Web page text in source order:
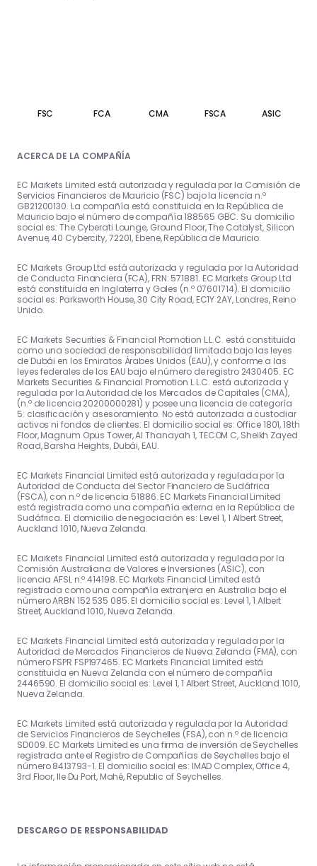
FSC FCA CMA FSCA ASIC
ACERCA DE LA COMPAÑÍA
EC Markets Limited está autorizada y regulada por la Comisión de
Servicios Financieros de Mauricio (FSC) bajo la licencia n.º
GB21200130. La compañía está constituida en la República de
Mauricio bajo el número de compañía 188565 GBC. Su domicilio
social es: The Cyberati Lounge, Ground Floor, The Catalyst, Silicon
Avenue, 40 Cybercity, 72201, Ebene, República de Mauricio.
EC Markets Group Ltd está autorizada y regulada por la Autoridad
de Conducta Financiera (FCA), FRN: 571881. EC Markets Group Ltd
está constituida en Inglaterra y Gales (n.º 07601714). El domicilio
social es: Parksworth House, 30 City Road, EC1Y 2AY, Londres, Reino
Unido.
EC Markets Securities & Financial Promotion L.L.C. está constituida
como una sociedad de responsabilidad limitada bajo las leyes
de Dubái en los Emiratos Árabes Unidos (EAU), y conforme a las
leyes federales de los EAU bajo el número de registro 2430405. EC
Markets Securities & Financial Promotion L.L.C. está autorizada y
regulada por la Autoridad de los Mercados de Capitales (CMA),
(n.º de licencia 20200000281) y posee una licencia de categoría
5: clasificación y asesoramiento. No está autorizada a custodiar
activos ni fondos de clientes. El domicilio social es: Office 1801, 18th
Floor, Magnum Opus Tower, Al Thanayah 1, TECOM C, Sheikh Zayed
Road, Barsha Heights, Dubái, EAU.
EC Markets Financial Limited está autorizada y regulada por la
Autoridad de Conducta del Sector Financiero de Sudáfrica
(FSCA), con n.º de licencia 51886. EC Markets Financial Limited
está registrada como una compañía externa en la República de
Sudáfrica. El domicilio de negociación es: Level 1, 1 Albert Street,
Auckland 1010, Nueva Zelanda.
EC Markets Financial Limited está autorizada y regulada por la
Comisión Australiana de Valores e Inversiones (ASIC), con
licencia AFSL n.º 414198. EC Markets Financial Limited está
registrada como una compañía extranjera en Australia bajo el
número ARBN 152 535 085. El domicilio social es: Level 1, 1 Albert
Street, Auckland 1010, Nueva Zelanda.
EC Markets Financial Limited está autorizada y regulada por la
Autoridad de Mercados Financieros de Nueva Zelanda (FMA), con
número FSPR FSP197465. EC Markets Financial Limited está
constituida en Nueva Zelanda con el número de compañía
2446590. El domicilio social es: Level 1, 1 Albert Street, Auckland 1010,
Nueva Zelanda.
EC Markets Limited está autorizada y regulada por la Autoridad
de Servicios Financieros de Seychelles (FSA), con n.º de licencia
SD009. EC Markets Limited es una firma de inversión de Seychelles
registrada ante el Registro de Compañías de Seychelles bajo el
número 8413793-1. El domicilio social es: IMAD Complex, Office 4,
3rd Floor, Ile Du Port, Mahé, Republic of Seychelles.
DESCARGO DE RESPONSABILIDAD